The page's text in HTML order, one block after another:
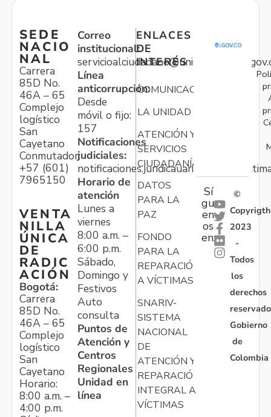
SEDE
NACIO
NAL
Carrera
85D No.
46A – 65
Complejo
logístico
San
Cayetano
Conmutador:
+57 (601)
7965150
VENTA
NILLA
ÚNICA
DE
RADIC
ACIÓN
Bogotá:
Carrera
85D No.
46A – 65
Complejo
logístico
San
Cayetano
Horario:
8:00 a.m. –
4:00 p.m.
Correo
institucional:
Línea
anticorrupción:
Desde
móvil o fijo:
157
Notificaciones
judiciales:
Horario de
atención
Lunes a
viernes
8:00 a.m. –
6:00 p.m.
Sábado,
Domingo y
Festivos
Auto
consulta
Puntos de
Atención y
Centros
Regionales
Unidad en
línea
ENLACES
DE
INTERÉS
COMUNICACIONES
LA UNIDAD
ATENCIÓN Y
SERVICIOS
CIUDADANÍA
DATOS
PARA LA
PAZ
FONDO
PARA LA
REPARACIÓN
A VÍCTIMAS
SNARIV-
SISTEMA
NACIONAL
DE
ATENCIÓN Y
REPARACIÓN
INTEGRAL A
VÍCTIMAS
Sí
gu
en
os
en:
©
Copyrigth
2023
-
Todos
los
derechos
Gobierno
de
Colombia